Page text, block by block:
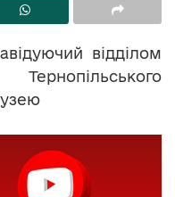
відділом